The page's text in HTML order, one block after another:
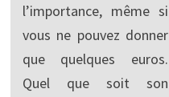
l’importance, même si
vous ne pouvez donner
que quelques euros.
Quel que soit son